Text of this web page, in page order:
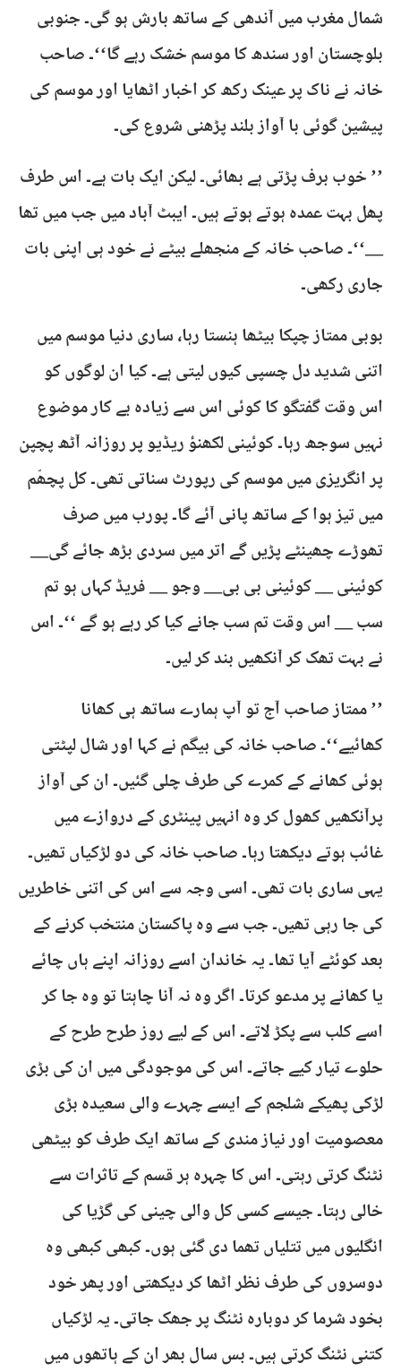
شمال مغرب میں آندھی کے ساتھ بارش ہو گی۔ جنوبی
بلوچستان اور سندھ کا موسم خشک رہے گا‘‘۔ صاحب
خانہ نے ناک پر عینک رکھ کر اخبار اٹھایا اور موسم کی
پیشین گوئی با آواز بلند پڑھنی شروع کی۔
’’ خوب برف پڑتی ہے بھائی۔ لیکن ایک بات ہے۔ اس طرف
پھل بہت عمدہ ہوتے ہوتے ہیں۔ ایبٹ آباد میں جب میں تھا
__‘‘۔ صاحب خانہ کے منجھلے بیٹے نے خود ہی اپنی بات
جاری رکھی۔
بوبی ممتاز چپکا بیٹھا ہنستا رہا، ساری دنیا موسم میں
اتنی شدید دل چسپی کیوں لیتی ہے۔ کیا ان لوگوں کو
اس وقت گفتگو کا کوئی اس سے زیادہ بے کار موضوع
نہیں سوجھ رہا۔ کوئینی لکھنؤ ریڈیو پر روزانہ آٹھ پچپن
پر انگریزی میں موسم کی رپورٹ سناتی تھی۔ کل پچھّم
میں تیز ہوا کے ساتھ پانی آئے گا۔ پورب میں صرف
تھوڑے چھینٹے پڑیں گے اتر میں سردی بڑھ جائے گی__
کوئینی __ کوئینی بی بی__ وجو __ فریڈ کہاں ہو تم
سب __ اس وقت تم سب جانے کیا کر رہے ہو گے ‘‘۔ اس
نے بہت تھک کر آنکھیں بند کر لیں۔
’’ ممتاز صاحب آج تو آپ ہمارے ساتھ ہی کھانا
کھائیے‘‘۔ صاحب خانہ کی بیگم نے کہا اور شال لپٹتی
ہوئی کھانے کے کمرے کی طرف چلی گئیں۔ ان کی آواز
پرآنکھیں کھول کر وہ انہیں پینٹری کے دروازے میں
غائب ہوتے دیکھتا رہا۔ صاحب خانہ کی دو لڑکیاں تھیں۔
یہی ساری بات تھی۔ اسی وجہ سے اس کی اتنی خاطریں
کی جا رہی تھیں۔ جب سے وہ پاکستان منتخب کرنے کے
بعد کوئٹے آیا تھا۔ یہ خاندان اسے روزانہ اپنے ہاں چائے
یا کھانے پر مدعو کرتا۔ اگر وہ نہ آنا چاہتا تو وہ جا کر
اسے کلب سے پکڑ لاتے۔ اس کے لیے روز طرح طرح کے
حلوے تیار کیے جاتے۔ اس کی موجودگی میں ان کی بڑی
لڑکی پھیکے شلجم کے ایسے چہرے والی سعیدہ بڑی
معصومیت اور نیاز مندی کے ساتھ ایک طرف کو بیٹھی
نٹنگ کرتی رہتی۔ اس کا چہرہ ہر قسم کے تاثرات سے
خالی رہتا۔ جیسے کسی کل والی چینی کی گڑیا کی
انگلیوں میں تتلیاں تھما دی گئی ہوں۔ کبھی کبھی وہ
دوسروں کی طرف نظر اٹھا کر دیکھتی اور پھر خود
بخود شرما کر دوبارہ نٹنگ پر جھک جاتی۔ یہ لڑکیاں
کتنی نٹنگ کرتی ہیں۔ بس سال بھر ان کے ہاتھوں میں